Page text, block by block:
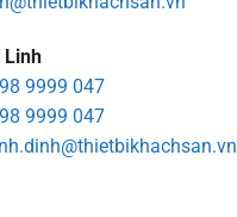
9999 047
9999 047